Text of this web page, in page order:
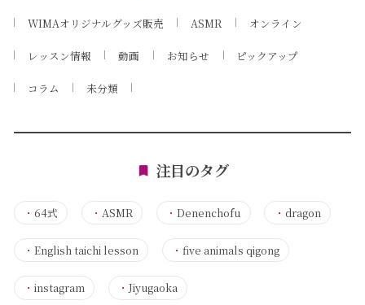
WIMAオリジナルグッズ販売 ASMR オンライン
レッスン情報 動画 お知らせ ピックアップ
コラム 未分類
注目のタグ
・ 64式 ・ ASMR ・Denenchofu ・ dragon
・ English taichi lesson ・five animals qigong
・ instagram ・Jiyugaoka